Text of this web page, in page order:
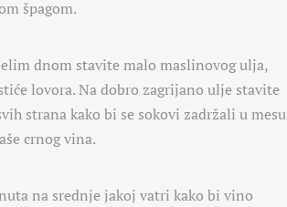
špagom.
dnom stavite malo maslinovog ulja,
lovora. Na dobro zagrijano ulje stavite
strana kako bi se sokovi zadržali u
crnog vina.
na srednje jakoj vatri kako bi vino